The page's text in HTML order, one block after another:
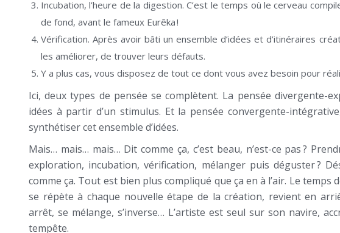
Incubation, l’heure de la digestion. C’est le temps où le cerveau
de fond, avant le fameux Eurêka !
Vérification. Après avoir bâti un ensemble d’idées et d’itinéraires
les améliorer, de trouver leurs défauts.
Y a plus cas, vous disposez de tout ce dont vous avez besoin pour
Ici, deux types de pensée se complètent. La pensée divergente-
idées à partir d’un stimulus. Et la pensée convergente-
synthétiser cet ensemble d’idées.
Mais… mais… mais… Dit comme ça, c’est beau, n’est-ce pas ?
exploration, incubation, vérification, mélanger puis déguster ?
comme ça. Tout est bien plus compliqué que ça en à l’air. Le
se répète à chaque nouvelle étape de la création, revient en
arrêt, se mélange, s’inverse… L’artiste est seul sur son navire,
tempête.